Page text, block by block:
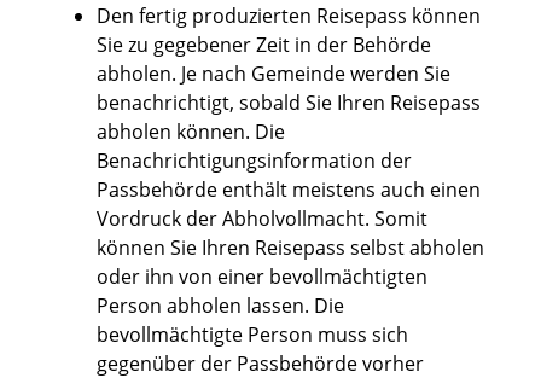
Den fertig produzierten Reisepass können
Sie zu gegebener Zeit in der Behörde
abholen. Je nach Gemeinde werden Sie
benachrichtigt, sobald Sie Ihren Reisepass
abholen können. Die
Benachrichtigungsinformation der
Passbehörde enthält meistens auch einen
Vordruck der Abholvollmacht. Somit
können Sie Ihren Reisepass selbst abholen
oder ihn von einer bevollmächtigten
Person abholen lassen. Die
bevollmächtigte Person muss sich
gegenüber der Passbehörde vorher